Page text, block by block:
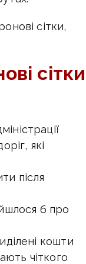
сітки,
сітки
які
після
б про
кошти
чіткого